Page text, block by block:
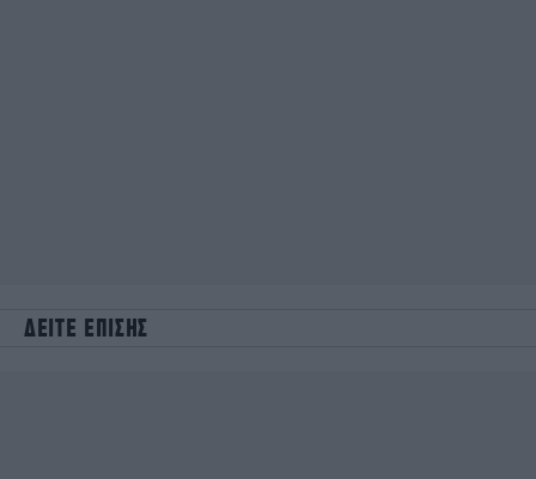
ΔΕΙΤΕ ΕΠΙΣΗΣ